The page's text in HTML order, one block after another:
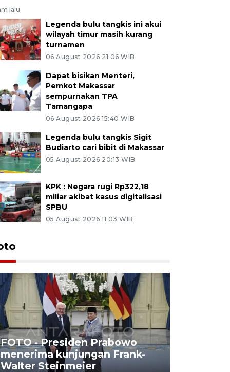
lalu
Legenda bulu tangkis ini akui
wilayah timur masih kurang
turnamen
06 August 2026 21:06 WIB
Dapat bisikan Menteri,
Pemkot Makassar
sempurnakan TPA
Tamangapa
06 August 2026 15:40 WIB
Legenda bulu tangkis Sigit
Budiarto cari bibit di Makassar
05 August 2026 20:13 WIB
KPK : Negara rugi Rp322,18
miliar akibat kasus digitalisasi
SPBU
05 August 2026 11:03 WIB
FOTO - Presiden Prabowo
menerima kunjungan Frank-
Walter Steinmeier